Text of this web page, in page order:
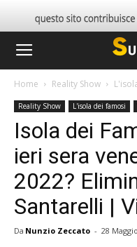
Home Reality Show
Reality Show L'isola dei famosi
Isola dei
ieri sera
2022?
Santarelli |
Da Nunzio Zeccato - 28